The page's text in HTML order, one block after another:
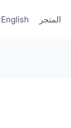
المتجر English